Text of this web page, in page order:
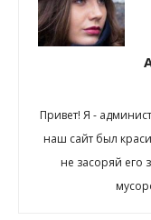
Привет! Я -
наш сайт был
не засоряй